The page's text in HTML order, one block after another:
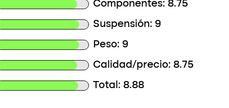
Componentes: 8.75
Suspensión: 9
Peso: 9
Calidad/precio: 8.75
Total: 8.88